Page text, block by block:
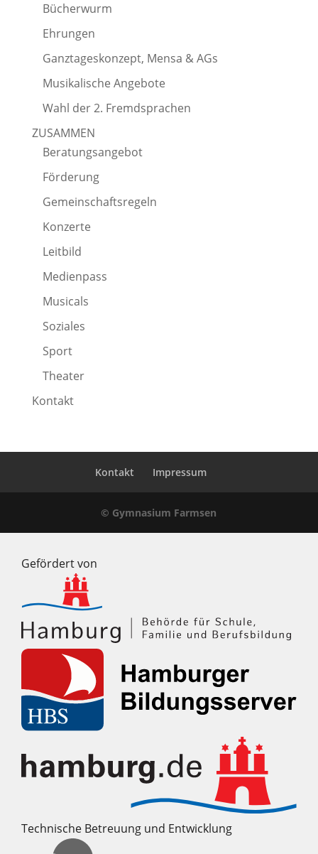
Bücherwurm
Ehrungen
Ganztageskonzept, Mensa & AGs
Musikalische Angebote
Wahl der 2. Fremdsprachen
ZUSAMMEN
Beratungsangebot
Förderung
Gemeinschaftsregeln
Konzerte
Leitbild
Medienpass
Musicals
Soziales
Sport
Theater
Kontakt
Kontakt Impressum
© Gymnasium Farmsen
Gefördert von
Technische Betreuung und Entwicklung